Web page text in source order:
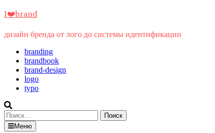
Перейти
содержимому
I❤️brand
дизайн бренда от лого до системы идентификации
branding
brandbook
brand-design
logo
typo
Найти:
Меню